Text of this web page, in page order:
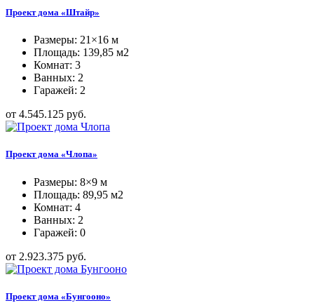
Проект дома «Штайр»
Размеры: 21×16 м
Площадь: 139,85 м2
Комнат: 3
Ванных: 2
Гаражей: 2
от 4.545.125 руб.
Проект дома «Члопа»
Размеры: 8×9 м
Площадь: 89,95 м2
Комнат: 4
Ванных: 2
Гаражей: 0
от 2.923.375 руб.
Проект дома «Бунгооно»